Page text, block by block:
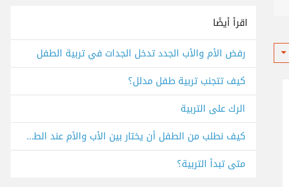
اقرأ أيضًا
رفض الأم والأب الجدد تدخل الجدات في تربية الطفل
كيف تتجنب تربية طفل مدلل؟
الرك على التربية
كيف نطلب من الطفل أن يختار بين الأب والأم عند الطلاق؟
متى تبدأ التربية؟